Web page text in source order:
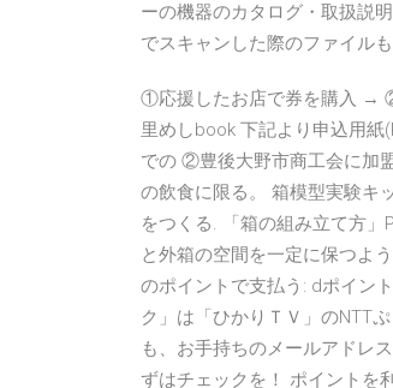
ーの機器のカタログ・取扱説
でスキャンした際のファイル
①応援したお店で券を購入 →
里めしbook 下記より申込用紙
での ②豊後大野市商工会に加
の飲食に限る。 箱模型実験キ
をつくる. 「箱の組み立て方
と外箱の空間を一定に保つよ
のポイントで支払う: dポイン
ク」は「ひかりＴＶ」のNTT
も、お手持ちのメールアドレ
ずはチェックを！ ポイントを